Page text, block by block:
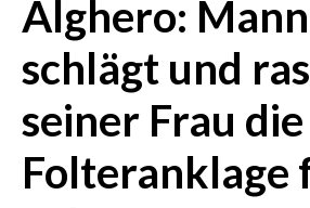
CRONACA
ITALIA
MONDO
POLITICA
Alghero: Mann
schlägt und
seiner Frau
Folteranklage